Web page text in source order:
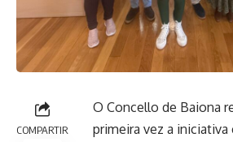
COMPARTIR
O Concello de Baiona
primeira vez a iniciativa